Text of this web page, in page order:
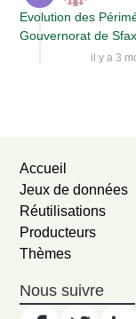
Evolution des
Gouvernorat de Sfax
il y a 3
Accueil
Jeux de données
Réutilisations
Producteurs
Thèmes
Nous suivre